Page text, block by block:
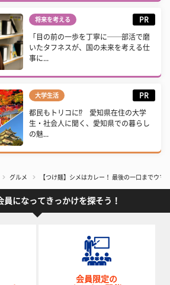
将来を考える PR
「目の前の一歩を丁寧に──部活で磨
いたタフネスが、国の未来を考える仕
事に...
大学生活 PR
都民もトリコに⁉ 愛知県在住の大学
生・社会人に聞く、愛知県での暮らし
の魅...
グルメ 【つけ麺】シメはカレー！ 最後の一口までウ
員になってきっかけを探そう！
会員限定の